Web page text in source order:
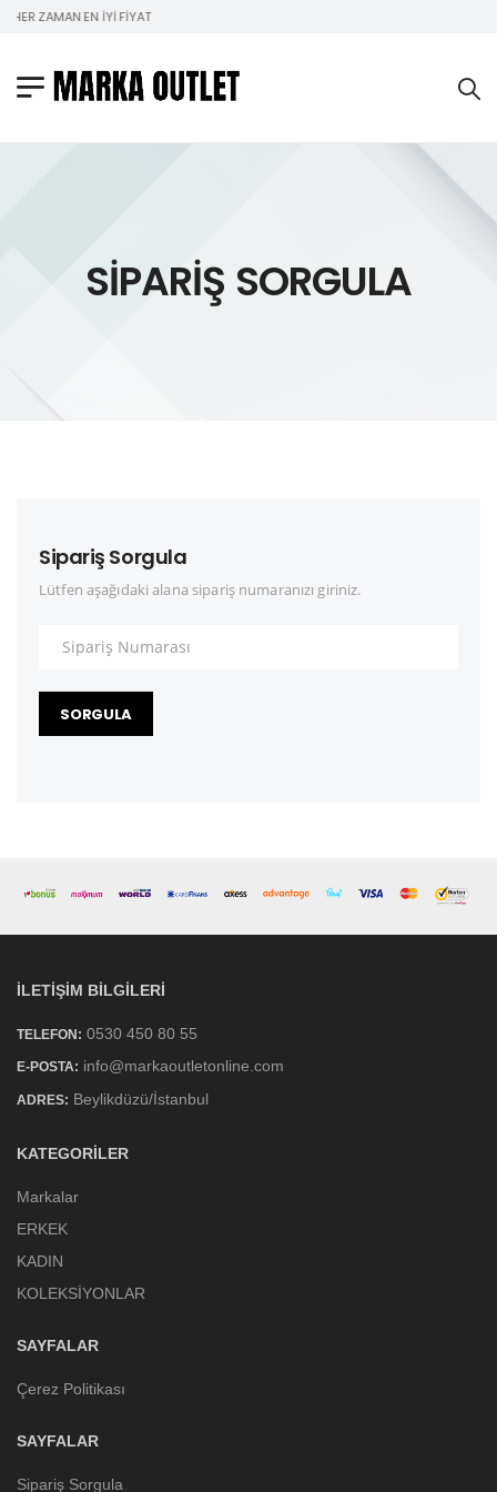
HER ZAMAN EN İYI FIYAT
SIPARIŞ SORGULA
Sipariş Sorgula
Lütfen aşağıdaki alana sipariş numaranızı giriniz.
SORGULA
İLETIŞIM BILGILERI
TELEFON: 0530 450 80 55
E-POSTA: info@markaoutletonline.com
ADRES: Beylikdüzü/İstanbul
KATEGORILER
Markalar
ERKEK
KADIN
KOLEKSİYONLAR
SAYFALAR
Çerez Politikası
SAYFALAR
Sipariş Sorgula